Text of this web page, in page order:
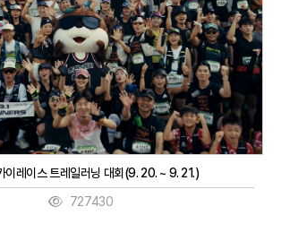
이레이스 트레일러닝 대회(9. 20. ~ 9. 21.)
727430